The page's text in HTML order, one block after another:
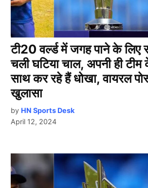
टी20 वर्ल्ड में जगह पाने के
चली घटिया चाल, अपनी ही
साथ कर रहे हैं धोखा, वायरल
खुलासा
by HN Sports Desk
April 12, 2024